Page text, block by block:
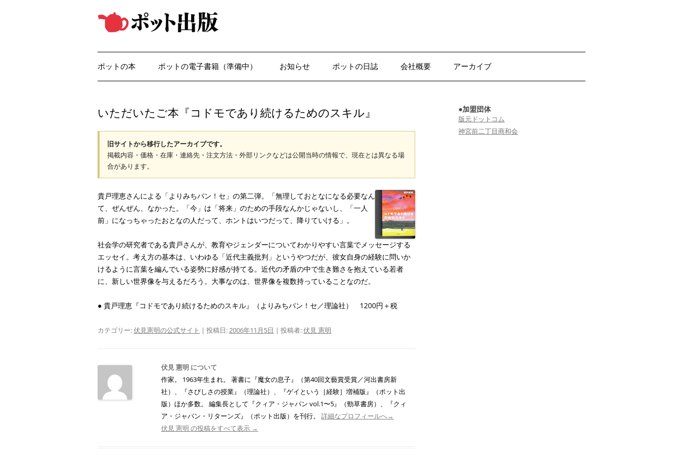
テ
キ
プ
ポットの本 ポットの電子書籍（準備中） お知らせ ポットの日誌 会社概要 アーカイブ
いただいたご本『コドモであり続けるためのスキル』
旧サイトから移行したアーカイブです。
掲載内容・価格・在庫・連絡先・注文方法・外部リンクなどは公開当時の情報で、現在とは異なる場
合があります。
貴戸理恵さんによる「よりみちパン！セ」の第二弾。「無理しておとなになる必要なん
て、ぜんぜん、なかった。「今」は「将来」のための手段なんかじゃないし、「一人
前」になっちゃったおとなの人だって、ホントはいつだって、降りていける」。
社会学の研究者である貴戸さんが、教育やジェンダーについてわかりやすい言葉でメッセージする
エッセイ。考え方の基本は、いわゆる「近代主義批判」というやつだが、彼女自身の経験に問いか
けるように言葉を編んでいる姿勢に好感が持てる。近代の矛盾の中で生き難さを抱えている若者
に、新しい世界像を与えるだろう。大事なのは、世界像を複数持っていることなのだ。
● 貴戸理恵『コドモであり続けるためのスキル』（よりみちパン！セ／理論社） 1200円＋税
カテゴリー:伏見憲明の公式サイト | 投稿日: 2006年11月5日 | 投稿者:伏見 憲明
伏見 憲明 について
作家。 1963年生まれ。 著書に『魔女の息子』（第40回文藝賞受賞／河出書房新
社）、『さびしさの授業』（理論社）、『ゲイという［経験］増補版』（ポット出
版）ほか多数。 編集長として『クィア・ジャパン vol.1〜5』（勁草書房）、『クィ
ア・ジャパン・リターンズ』（ポット出版）を刊行。 詳細なプロフィールへ→
伏見 憲明 の投稿をすべて表示 →
●加盟団体
版元ドットコム
神宮前二丁目商和会